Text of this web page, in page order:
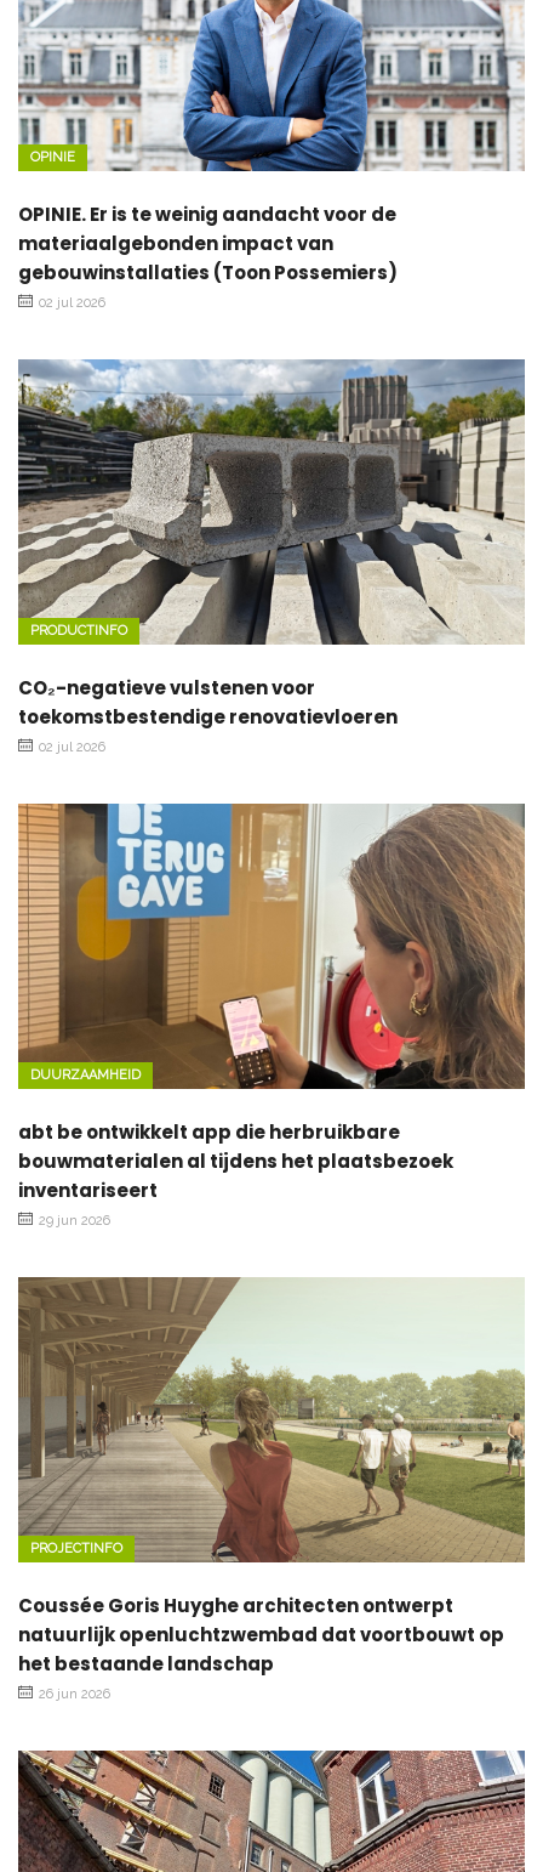
OPINIE
OPINIE. Er is te weinig aandacht voor de
materiaalgebonden impact van
gebouwinstallaties (Toon Possemiers)
02 jul 2026
PRODUCTINFO
CO₂-negatieve vulstenen voor
toekomstbestendige renovatievloeren
02 jul 2026
DUURZAAMHEID
abt be ontwikkelt app die herbruikbare
bouwmaterialen al tijdens het plaatsbezoek
inventariseert
29 jun 2026
PROJECTINFO
Coussée Goris Huyghe architecten ontwerpt
natuurlijk openluchtzwembad dat voortbouwt op
het bestaande landschap
26 jun 2026